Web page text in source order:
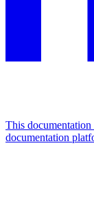
This
documentation